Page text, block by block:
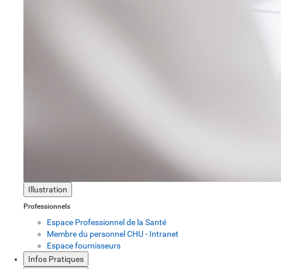
Illustration
Professionnels
Espace Professionnel de la Santé
Membre du personnel CHU - Intranet
Espace fournisseurs
Infos Pratiques